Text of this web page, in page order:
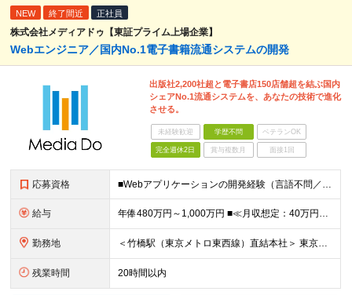
NEW 終了間近 正社員
株式会社メディアドゥ【東証プライム上場企業】
Webエンジニア／国内No.1電子書籍流通システムの開発
出版社2,200社超と電子書店150店舗超を結ぶ国内
シェアNo.1流通システムを、あなたの技術で進化
させる。
未経験歓迎 学歴不問 ベテランOK
完全週休2日 賞与複数月 面接1回
応募資格 ■Webアプリケーションの開発経験（言語不問／目安1年以上） ※Java, PHP, Ruby, Python, Goなど、いずれかの言語でWEB開発経験があればOKです。 ■学歴不問 □複数名採用
給与 年俸480万円～1,000万円 ■≪月収想定：40万円～83万円≫ ・担当いただく業務範囲やマネジメントの有無など、役割に応じて決定します ・年俸額を12分割し、毎月支給します ・試用期間3カ月あり
勤務地 ＜竹橋駅（東京メトロ東西線）直結本社＞ 東京都千代田区一ツ橋一丁目1番1号パレスサイドビル5F・8F （変更の範囲）上記を除く当社関連勤務地
残業時間 20時間以内